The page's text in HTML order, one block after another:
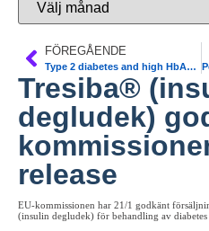
FÖREGÅENDE
Type 2 diabetes and high HbA1c linked to fracture risk.Diab Care
Tresiba®
degludek)
release
EU-kommissionen har 21/1 godkänt
(insulin degludek) för behandling av